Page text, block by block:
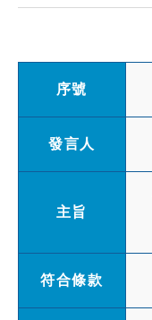
序號
發言人
主旨
符合條款